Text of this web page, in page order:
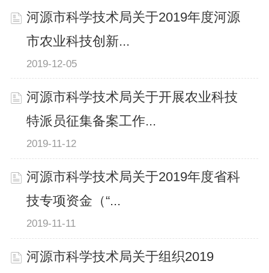
河源市科学技术局关于2019年度河源
市农业科技创新...
2019-12-05
河源市科学技术局关于开展农业科技
特派员征集备案工作...
2019-11-12
河源市科学技术局关于2019年度省科
技专项资金（“...
2019-11-11
河源市科学技术局关于组织2019